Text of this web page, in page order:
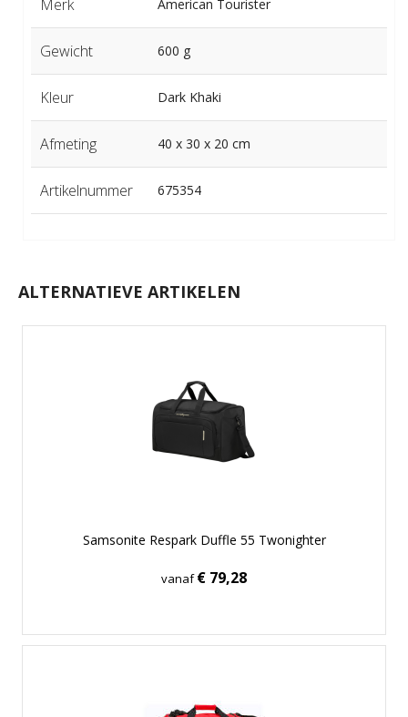
Merk American Tourister
Gewicht 600 g
Kleur Dark Khaki
Afmeting 40 x 30 x 20 cm
Artikelnummer 675354
ALTERNATIEVE ARTIKELEN
Samsonite Respark Duffle 55 Twonighter
vanaf€ 79,28